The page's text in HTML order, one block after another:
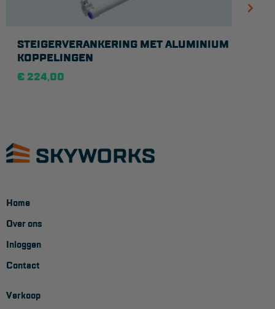
STEIGERVERANKERING MET ALUMINIUM
KOPPELINGEN
€ 224,00
Home
Over ons
Inloggen
Contact
Verkoop